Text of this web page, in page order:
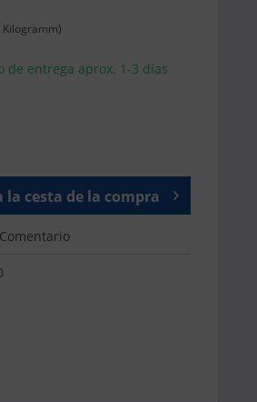
de entrega aprox. 1-3 días
la cesta de la compra
Comentario